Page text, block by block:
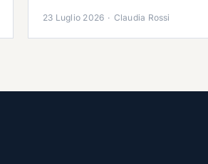
23 Luglio 2026 · Claudia Rossi